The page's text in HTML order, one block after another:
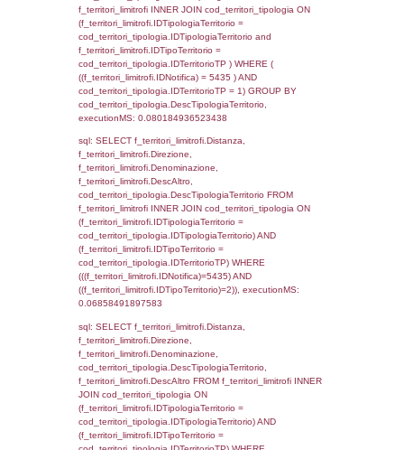
LEFT JOIN el_province AS el_province_1
a1_stabilimento.IstProvinciaSL =
el_province_1.IstProvincia) LEFT JOIN
el_regioni_1 ON
el_regioni_1.IstRegione where
executionMS: 0.00061702728271484
sql: SELECT a2p.Cognome, a2p.Nome
a2_ruolipersonale a2rp INNER JOIN
a2rp.IDPersonale = a2p.IDPersonale
(((a2p.IDNotifica)=5435) AND
executionMS: 0.0076861381530762
sql: SELECT a2p.Cognome, a2p.Nome
a2_ruolipersonale a2rp INNER JOIN
a2rp.IDPersonale = a2p.IDPersonale
(((a2p.IDNotifica)=5435) AND
executionMS: 0.0027379989624023
sql: SELECT cod_ipa_aoo.des_amm,
d1_controlli.UntAmmTerr,
d1_controlli.Regione, d1_controlli.Provincia,